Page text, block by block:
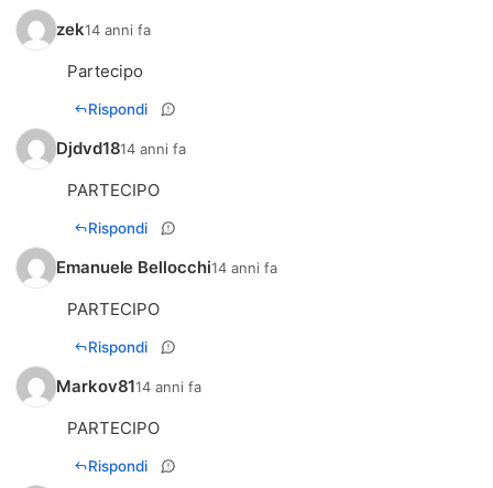
zek14 anni fa
Partecipo
Rispondi
Djdvd1814 anni fa
PARTECIPO
Rispondi
Emanuele Bellocchi14 anni fa
PARTECIPO
Rispondi
Markov8114 anni fa
PARTECIPO
Rispondi